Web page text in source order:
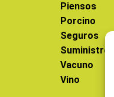
Piensos
Porcino
Seguros
Suministros
Vacuno
Vino